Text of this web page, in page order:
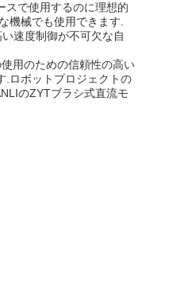
スで使用するのに理想的
機械でも使用できます.
速度制御が不可欠な自
用のための信頼性の高い
.ロボットプロジェクトの
のZYTブラシ式直流モ